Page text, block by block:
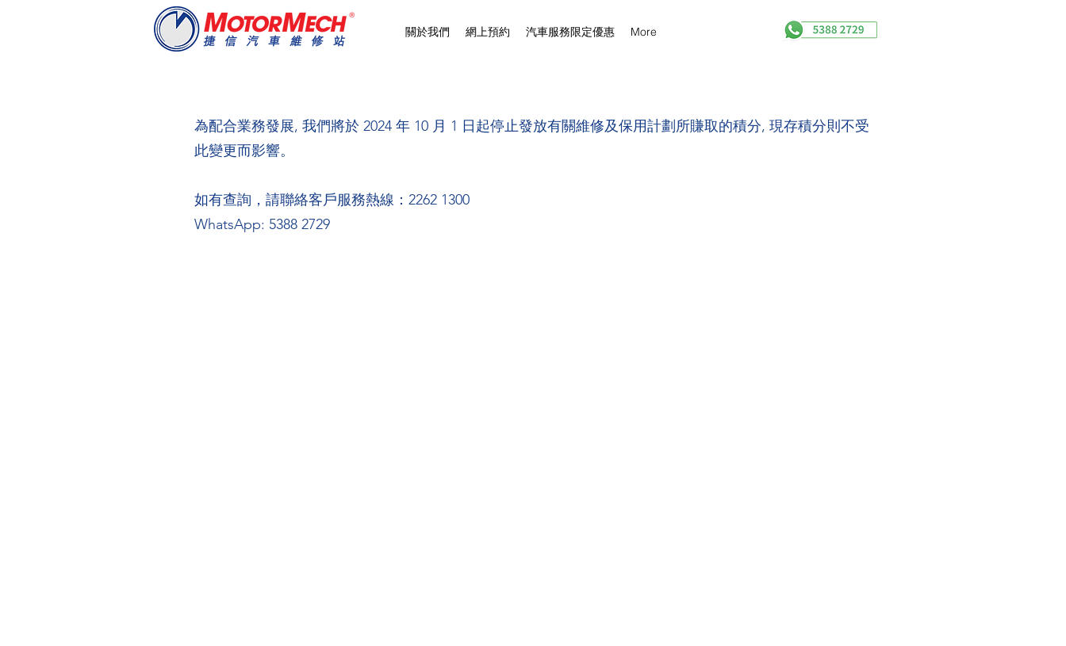
關於我們 網上預約 汽車服務限定優惠 More
為配合業務發展, 我們將於 2024 年 10 月 1 日起停止發放有關維修及保用計劃所賺取的積分, 現存積分則不受
此變更而影響。
如有查詢，請聯絡客戶服務熱線：2262 1300
WhatsApp: 5388 2729